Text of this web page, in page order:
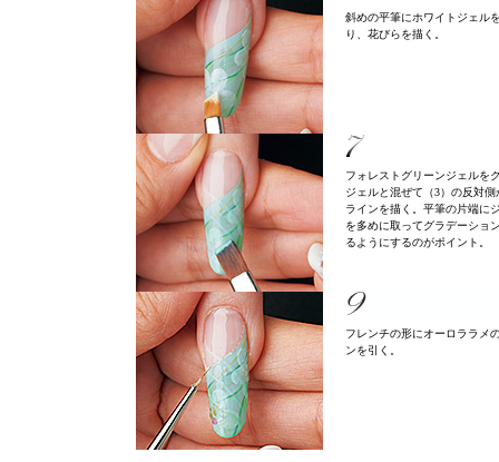
斜めの平筆にホワイトジェル
り、花びらを描く。
フォレストグリーンジェルを
ジェルと混ぜて（3）の反対側
ラインを描く。平筆の片端に
を多めに取ってグラデーショ
るようにするのがポイント。
フレンチの形にオーロララメ
ンを引く。